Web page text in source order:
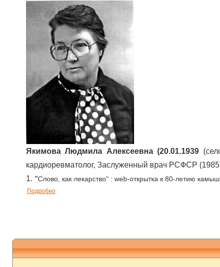
Якимова Людмила Алексеевна (20.01.1939
кардиоревматолог, Заслуженный врач РСФСР (1985
1. "Слово, как лекарство" : web-открытка к 80-летию
Подробно